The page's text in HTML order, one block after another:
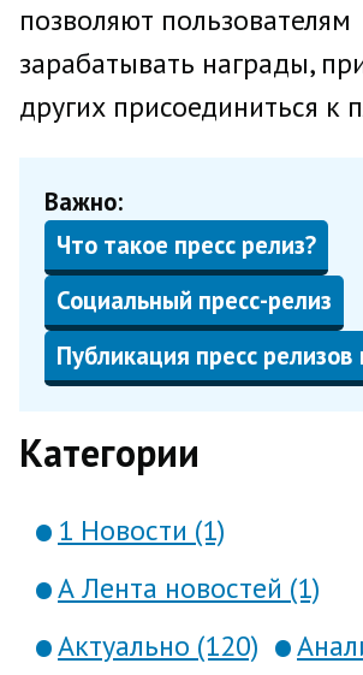
позволяют пользователям
зарабатывать награды,
других присоединиться к
Важно:
Что такое пресс релиз?
Социальный пресс-релиз
Публикация пресс
Категории
1 Новости (1)
А Лента новостей (1)
Актуально (120)